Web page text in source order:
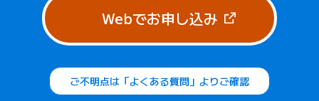
Webでお申し込み（新しいタブ
ご不明点は「よくある質問」よりご確認